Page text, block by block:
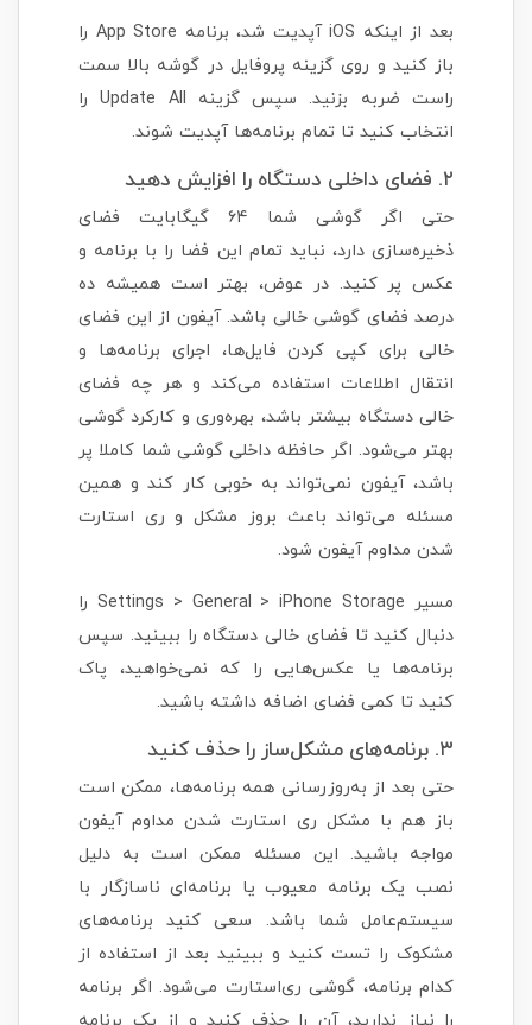
بعد از اینکه iOS آپدیت شد، برنامه App Store را
باز کنید و روی گزینه پروفایل در گوشه بالا سمت
راست ضربه بزنید. سپس گزینه Update All را
انتخاب کنید تا تمام برنامه‌ها آپدیت شوند.
۲. فضای داخلی دستگاه را افزایش دهید
حتی اگر گوشی شما ۶۴ گیگابایت فضای
ذخیره‌سازی دارد، نباید تمام این فضا را با برنامه و
عکس پر کنید. در عوض، بهتر است همیشه ده
درصد فضای گوشی خالی باشد. آیفون از این فضای
خالی برای کپی کردن فایل‌ها، اجرای برنامه‌ها و
انتقال اطلاعات استفاده می‌کند و هر چه فضای
خالی دستگاه بیشتر باشد، بهره‌وری و کارکرد گوشی
بهتر می‌شود. اگر حافظه داخلی گوشی شما کاملا پر
باشد، آیفون نمی‌تواند به خوبی کار کند و همین
مسئله می‌تواند باعث بروز مشکل و ری استارت
شدن مداوم آیفون شود.
مسیر Settings > General > iPhone Storage را
دنبال کنید تا فضای خالی دستگاه را ببینید. سپس
برنامه‌ها یا عکس‌هایی را که نمی‌خواهید، پاک
کنید تا کمی فضای اضافه داشته باشید.
۳. برنامه‌های مشکل‌ساز را حذف کنید
حتی بعد از به‌روزرسانی همه برنامه‌ها، ممکن است
باز هم با مشکل ری استارت شدن مداوم آیفون
مواجه باشید. این مسئله ممکن است به دلیل
نصب یک برنامه معیوب یا برنامه‌ای ناسازگار با
سیستم‌عامل شما باشد. سعی کنید برنامه‌های
مشکوک را تست کنید و ببینید بعد از استفاده از
کدام برنامه، گوشی ری‌استارت می‌شود. اگر برنامه